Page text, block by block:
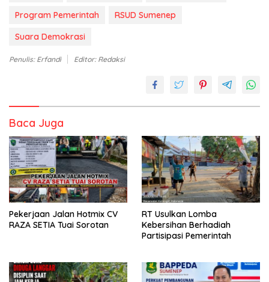
Program Pemerintah
RSUD Sumenep
Suara Demokrasi
Penulis: Erfandi Editor: Redaksi
Baca Juga
Pekerjaan Jalan Hotmix CV
RAZA SETIA Tuai Sorotan
RT Usulkan Lomba
Kebersihan Berhadiah
Partisipasi Pemerintah